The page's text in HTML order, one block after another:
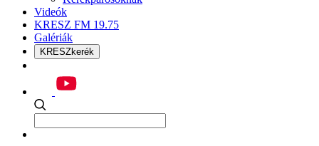
Videók
KRESZ FM 19.75
Galériák
KRESZkerék